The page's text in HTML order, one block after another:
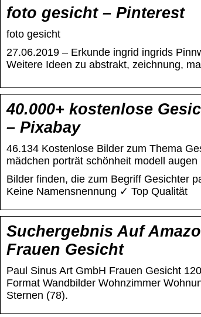
foto gesicht – Pinterest
foto gesicht
27.06.2019 – Erkunde ingrid ingrids
Weitere Ideen zu abstrakt, zeichnung,
40.000+ kostenlose
– Pixabay
46.134 Kostenlose Bilder zum Thema
mädchen porträt schönheit modell
Bilder finden, die zum Begriff Gesichter
Keine Namensnennung ✓ Top Qualität
Suchergebnis Auf
Frauen Gesicht
Paul Sinus Art GmbH Frauen Gesicht
Format Wandbilder Wohnzimmer
Sternen (78).